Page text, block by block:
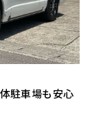
駐車場も安心